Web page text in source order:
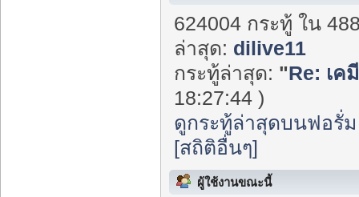
624004 กระทู้ ใน
ล่าสุด: dilive11
กระทู้ล่าสุด: "Re: เค
18:27:44 )
ดูกระทู้ล่าสุดบนฟอรั่ม
[สถิติอื่นๆ]
ผู้ใช้งานขณะนี้